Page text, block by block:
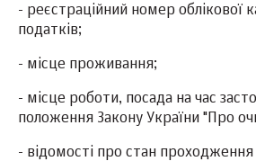
- реєстраційний номер облікової
податків;
- місце проживання;
- місце роботи, посада на час
положення Закону України "Про
- відомості про стан проходження